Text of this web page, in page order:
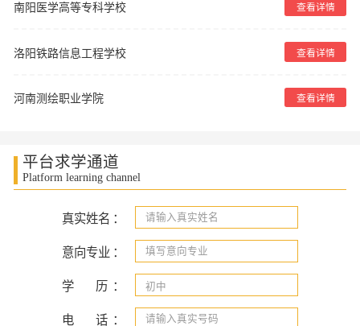
南阳医学高等专科学校 查看详情
洛阳铁路信息工程学校 查看详情
河南测绘职业学院 查看详情
平台求学通道
Platform learning channel
真实姓名 ：
意向专业 ：
学 历 ：
电 话 ：